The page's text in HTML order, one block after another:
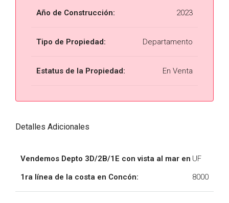
Año de Construcción: 2023
Tipo de Propiedad: Departamento
Estatus de la Propiedad: En Venta
Detalles Adicionales
Vendemos Depto 3D/2B/1E con vista al mar en
1ra línea de la costa en Concón:
UF
8000